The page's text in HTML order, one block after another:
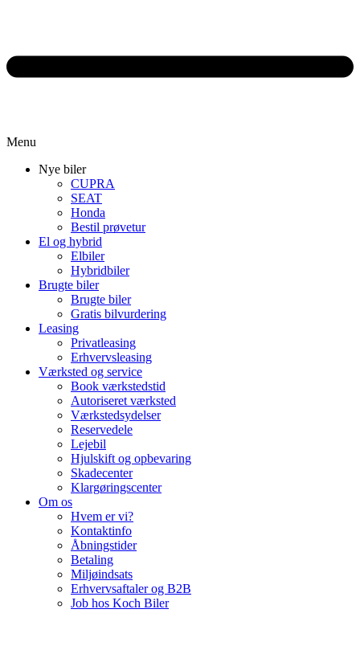
Menu
Nye biler
CUPRA
SEAT
Honda
Bestil prøvetur
El og hybrid
Elbiler
Hybridbiler
Brugte biler
Brugte biler
Gratis bilvurdering
Leasing
Privatleasing
Erhvervsleasing
Værksted og service
Book værkstedstid
Autoriseret værksted
Værkstedsydelser
Reservedele
Lejebil
Hjulskift og opbevaring
Skadecenter
Klargøringscenter
Om os
Hvem er vi?
Kontaktinfo
Åbningstider
Betaling
Miljøindsats
Erhvervsaftaler og B2B
Job hos Koch Biler